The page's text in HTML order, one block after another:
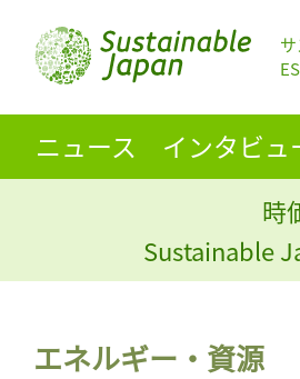
ニュース インタビュ
時
Sustainable
エネルギー・資源